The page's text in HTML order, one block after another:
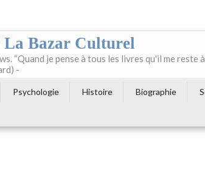
Bazar Culturel
“Quand je pense à tous les livres qu'il me reste
-
Psychologie Histoire Biographie